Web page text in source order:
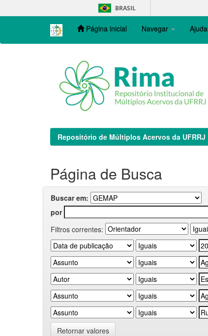
navigation
BRASIL
Página inicial Navegar Ajuda
Repositório de Múltiplos Acervos da UFRRJ
Página de Busca
Buscar em:
por
Filtros correntes:
Retornar valores